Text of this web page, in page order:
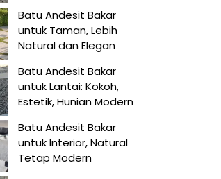
Batu Andesit Bakar
untuk Taman, Lebih
Natural dan Elegan
Batu Andesit Bakar
untuk Lantai: Kokoh,
Estetik, Hunian Modern
Batu Andesit Bakar
untuk Interior, Natural
Tetap Modern